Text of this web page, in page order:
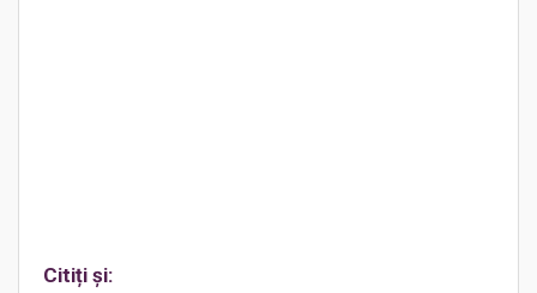
Citiți și: